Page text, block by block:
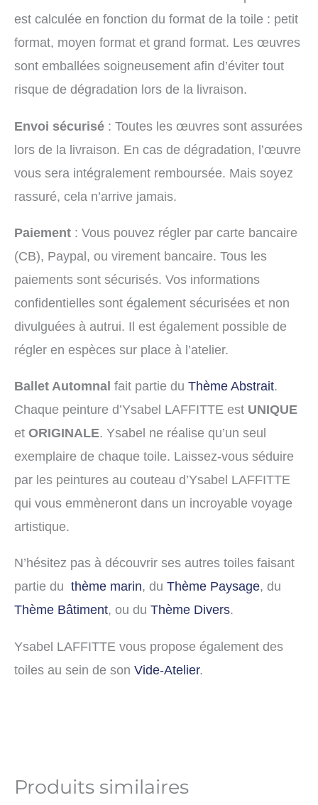
est calculée en fonction du format de la toile : petit
format, moyen format et grand format. Les œuvres
sont emballées soigneusement afin d’éviter tout
risque de dégradation lors de la livraison.
Envoi sécurisé : Toutes les œuvres sont assurées
lors de la livraison. En cas de dégradation, l’œuvre
vous sera intégralement remboursée. Mais soyez
rassuré, cela n’arrive jamais.
Paiement : Vous pouvez régler par carte bancaire
(CB), Paypal, ou virement bancaire. Tous les
paiements sont sécurisés. Vos informations
confidentielles sont également sécurisées et non
divulguées à autrui. Il est également possible de
régler en espèces sur place à l’atelier.
Ballet Automnal fait partie du Thème Abstrait.
Chaque peinture d’Ysabel LAFFITTE est UNIQUE
et ORIGINALE. Ysabel ne réalise qu’un seul
exemplaire de chaque toile. Laissez-vous séduire
par les peintures au couteau d’Ysabel LAFFITTE
qui vous emmèneront dans un incroyable voyage
artistique.
N’hésitez pas à découvrir ses autres toiles faisant
partie du thème marin, du Thème Paysage, du
Thème Bâtiment, ou du Thème Divers.
Ysabel LAFFITTE vous propose également des
toiles au sein de son Vide-Atelier.
Produits similaires